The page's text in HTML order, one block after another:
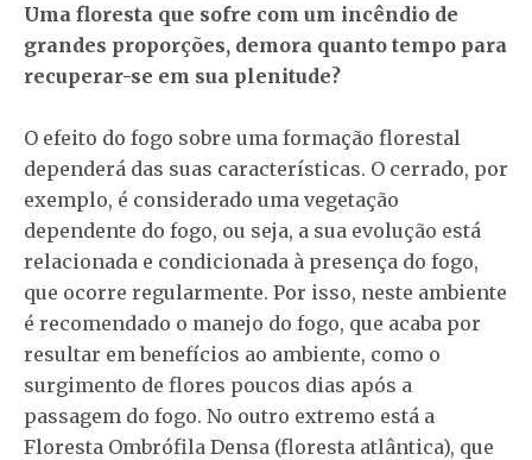
Uma floresta que sofre com um incêndio de
grandes proporções, demora quanto tempo para
recuperar-se em sua plenitude?
O efeito do fogo sobre uma formação florestal
dependerá das suas características. O cerrado, por
exemplo, é considerado uma vegetação
dependente do fogo, ou seja, a sua evolução está
relacionada e condicionada à presença do fogo,
que ocorre regularmente. Por isso, neste ambiente
é recomendado o manejo do fogo, que acaba por
resultar em benefícios ao ambiente, como o
surgimento de flores poucos dias após a
passagem do fogo. No outro extremo está a
Floresta Ombrófila Densa (floresta atlântica), que